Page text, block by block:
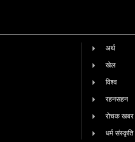
अर्थ
खेल
विश्व
रहनसहन
रोचक खबर
धर्म संस्कृति